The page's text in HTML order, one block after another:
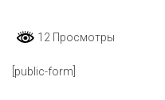
12 Просмотры
[public-form]